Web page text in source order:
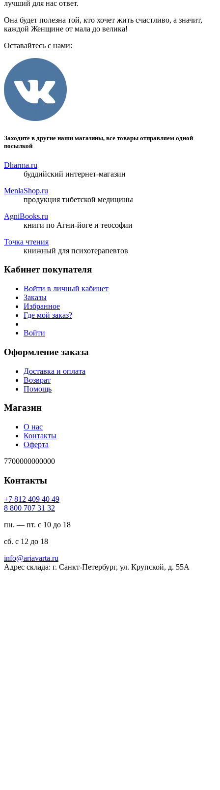
лучший для нас ответ.
Она будет полезна той, кто хочет жить счастливо, а значит,
каждой Женщине от мала до велика!
Оставайтесь с нами:
Заходите в другие наши магазины, все товары отправляем одной
посылкой
Dharma.ru
буддийский интернет-магазин
MenlaShop.ru
продукция тибетской медицины
AgniBooks.ru
книги по Агни-йоге и теософии
Точка чтения
книжный для психотерапевтов
Кабинет покупателя
Войти в личный кабинет
Заказы
Избранное
Где мой заказ?
Войти
Оформление заказа
Доставка и оплата
Возврат
Помощь
Магазин
О нас
Контакты
Оферта
7700000000000
Контакты
94 04 904 218 7+
23 13 707 008 8
пн. — пт. с 10 до 18
сб. с 12 до 18
ur.atravaira@ofni
Адрес склада: г. Санкт-Петербург, ул. Крупской, д. 55А